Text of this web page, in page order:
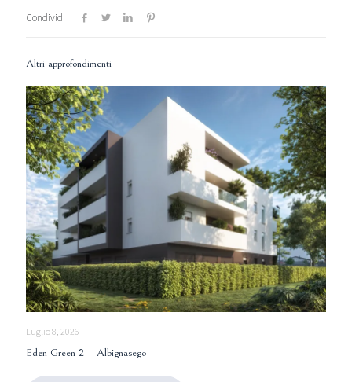
Condividi
Altri approfondimenti
Luglio 8, 2026
Eden Green 2 – Albignasego